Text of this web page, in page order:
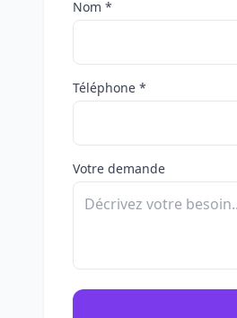
Nom *
Téléphone *
Votre demande